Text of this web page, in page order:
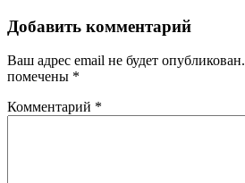
Добавить комментарий
Ваш адрес email не будет опубликован.
помечены *
Комментарий *